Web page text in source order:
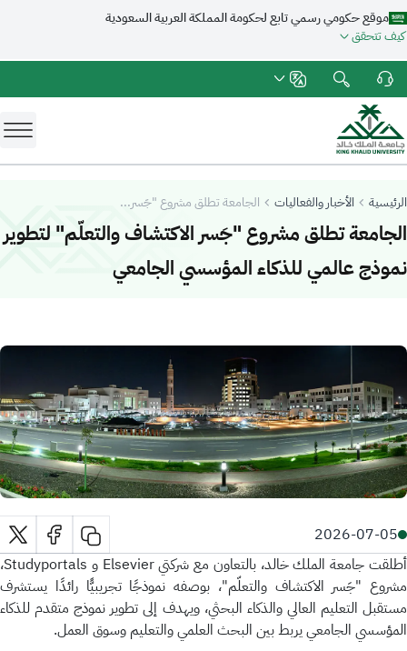
موقع حكومي رسمي تابع لحكومة المملكة العربية السعودية
كيف تتحقق
الرئيسية الأخبار والفعاليات الجامعة تطلق مشروع "جَسر...
الجامعة تطلق مشروع "جَسر الاكتشاف والتعلّم" لتطوير
نموذج عالمي للذكاء المؤسسي الجامعي
-
2026-07-05
أطلقت جامعة الملك خالد، بالتعاون مع شركتي Elsevier و Studyportals،
مشروع "جَسر الاكتشاف والتعلّم"، بوصفه نموذجًا تجريبيًّا رائدًا يستشرف
مستقبل التعليم العالي والذكاء البحثي، ويهدف إلى تطوير نموذج متقدم للذكاء
المؤسسي الجامعي يربط بين البحث العلمي والتعليم وسوق العمل.